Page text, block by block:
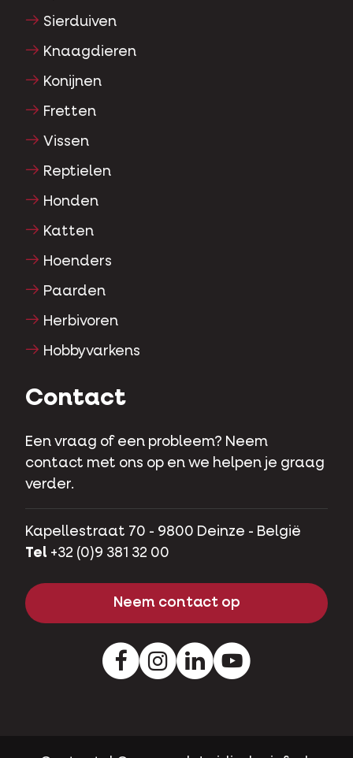
Sierduiven
Knaagdieren
Konijnen
Fretten
Vissen
Reptielen
Honden
Katten
Hoenders
Paarden
Herbivoren
Hobbyvarkens
Contact
Een vraag of een probleem? Neem
contact met ons op en we helpen je graag
verder.
Kapellestraat 70 - 9800 Deinze - België
Tel +32 (0)9 381 32 00
Neem contact op
FacebookInstagram
LinkedInYoutube